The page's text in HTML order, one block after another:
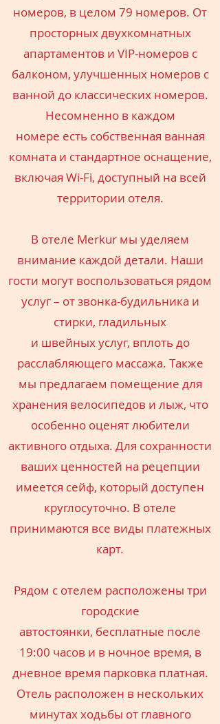
номеров, в целом 79 номеров. От
просторных двухкомнатных
апартаментов и VIP-номеров с
балконом, улучшенных номеров с
ванной до классических номеров.
Несомненно в каждом
номере есть собственная ванная
комната и стандартное оснащение,
включая Wi-Fi, доступный на всей
территории отеля.
В отеле Merkur мы уделяем
внимание каждой детали. Наши
гости могут воспользоваться рядом
услуг – от звонка-будильника и
стирки, гладильных
и швейных услуг, вплоть до
расслабляющего массажа. Также
мы предлагаем помещение для
хранения велосипедов и лыж, что
особенно оценят любители
активного отдыха. Для сохранности
ваших ценностей на рецепции
имеется сейф, который доступен
круглосуточно. В отеле
принимаются все виды платежных
карт.
Рядом с отелем расположены три
городские
автостоянки, бесплатные после
19:00 часов и в ночное время, в
дневное время парковка платная.
Отель расположен в нескольких
минутах ходьбы от главного